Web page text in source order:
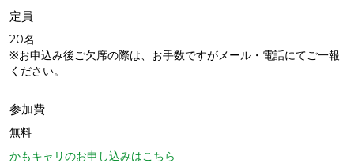
定員
20名
※お申込み後ご欠席の際は、お手数ですがメール・電話にてご一報
ください。
参加費
無料
かもキャリのお申し込みはこちら